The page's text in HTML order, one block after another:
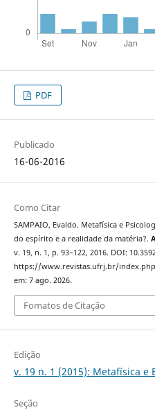
PDF
Publicado
16-06-2016
Como Citar
SAMPAIO, Evaldo. Metafísica e
do espírito e a realidade da matéria?.
v. 19, n. 1, p. 93–122, 2016. DOI:
https://www.revistas.ufrj.br/
em: 7 ago. 2026.
Fomatos de Citação
Edição
v. 19 n. 1 (2015): Metafísica e
Seção